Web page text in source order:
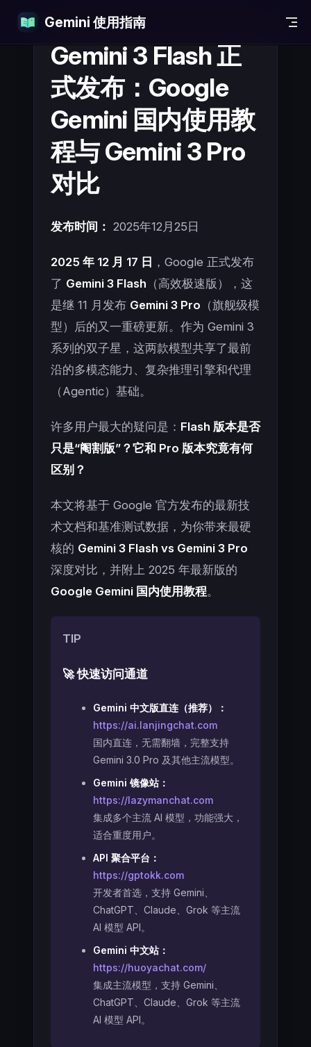
Skip to content
Gemini 使用指南
Gemini 3 Flash 正
式发布：Google
Gemini 国内使用教
程与 Gemini 3 Pro
对比
发布时间： 2025年12月25日
2025 年 12 月 17 日 ，Google 正式发布
了 Gemini 3 Flash （高效极速版），这
是继 11 月发布 Gemini 3 Pro （旗舰级模
型）后的又一重磅更新。作为 Gemini 3
系列的双子星，这两款模型共享了最前
沿的多模态能力、复杂推理引擎和代理
（Agentic）基础。
许多用户最大的疑问是： Flash 版本是否
只是“阉割版”？它和 Pro 版本究竟有何
区别？
本文将基于 Google 官方发布的最新技
术文档和基准测试数据，为你带来最硬
核的 Gemini 3 Flash vs Gemini 3 Pro
深度对比，并附上 2025 年最新版的
Google Gemini 国内使用教程。
TIP
🚀 快速访问通道
Gemini 中文版直连（推荐）：
https://ai.lanjingchat.com
国内直连，无需翻墙，完整支持
Gemini 3.0 Pro 及其他主流模型。
Gemini 镜像站：
https://lazymanchat.com
集成多个主流 AI 模型，功能强大，
适合重度用户。
API 聚合平台：
https://gptokk.com
开发者首选，支持 Gemini、
ChatGPT、Claude、Grok 等主流
AI 模型 API。
Gemini 中文站：
https://huoyachat.com/
集成主流模型，支持 Gemini、
ChatGPT、Claude、Grok 等主流
AI 模型 API。